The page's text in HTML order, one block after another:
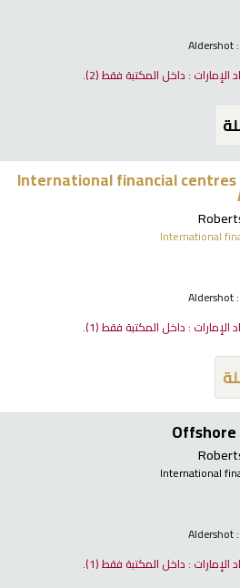
Aldershot
الإمارات : داخل المكتبة فقط(2).
International financial
International
Aldershot
الإمارات : داخل المكتبة فقط(1).
International
Aldershot
الإمارات : داخل المكتبة فقط(1).